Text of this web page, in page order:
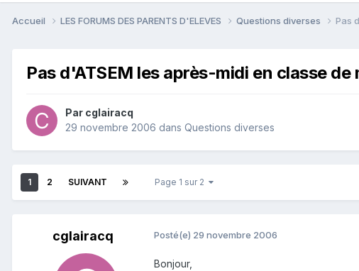
Accueil LES FORUMS DES PARENTS D'ELEVES Questions diverses Pas
Pas d'ATSEM les après-midi en classe de
Par cglairacq
29 novembre 2006 dans Questions diverses
1 2 SUIVANT Page 1 sur 2
cglairacq Posté(e) 29 novembre 2006
Bonjour,